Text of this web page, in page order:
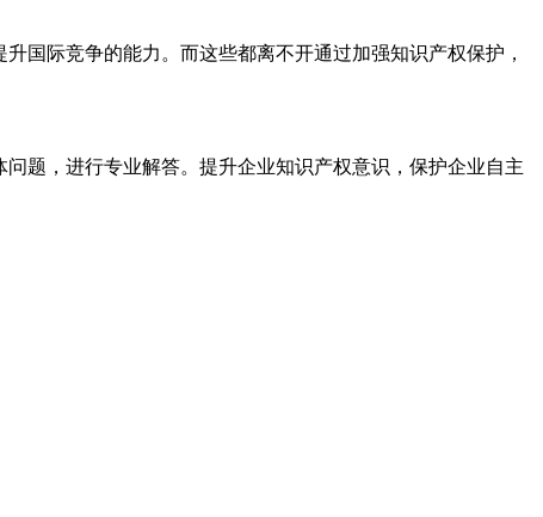
国际竞争的能力。而这些都离不开通过加强知识产权保护，
题，进行专业解答。提升企业知识产权意识，保护企业自主